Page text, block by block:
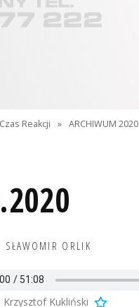
Czas Reakcji » ARCHIWUM 2020
SŁAWOMIR ORLIK
Krzysztof Kukliński